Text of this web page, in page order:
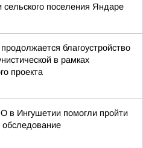
сельского поселения Яндаре
благоустройство
в рамках
проекта
в Ингушетии помогли пройти
обследование